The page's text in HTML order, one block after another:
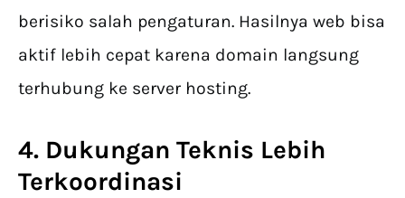
berisiko salah pengaturan. Hasilnya web bisa
aktif lebih cepat karena domain langsung
terhubung ke server hosting.
4. Dukungan Teknis Lebih
Terkoordinasi